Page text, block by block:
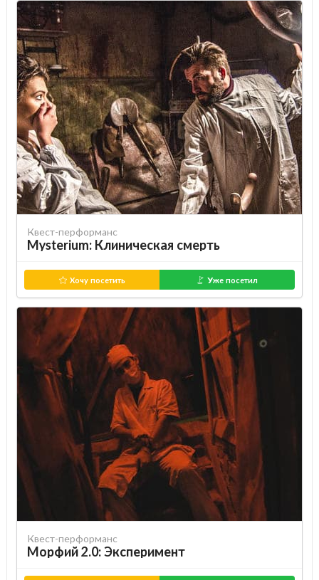
Квест-перформанс
Mysterium: Клиническая смерть
Хочу посетить Уже посетил
Квест-перформанс
Морфий 2.0: Эксперимент